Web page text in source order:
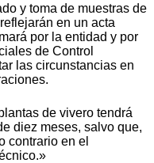
y toma de muestras de
en un acta
por la entidad y por
de Control
las circunstancias en
de vivero tendrá
diez meses, salvo que,
contrario en el